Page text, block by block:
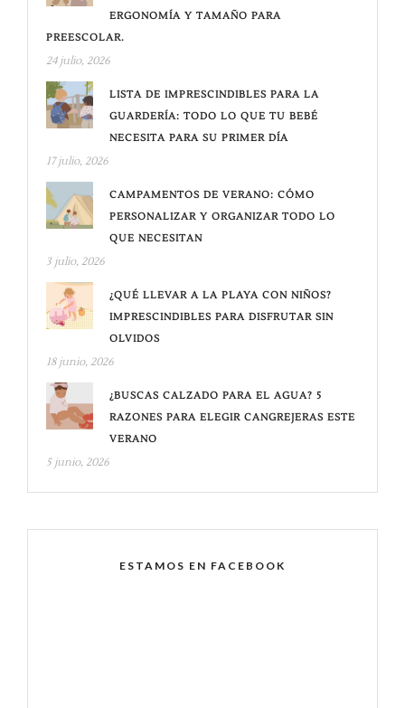
ERGONOMÍA Y TAMAÑO PARA
PREESCOLAR.
24 julio, 2026
LISTA DE IMPRESCINDIBLES PARA LA
GUARDERÍA: TODO LO QUE TU BEBÉ
NECESITA PARA SU PRIMER DÍA
17 julio, 2026
CAMPAMENTOS DE VERANO: CÓMO
PERSONALIZAR Y ORGANIZAR TODO LO
QUE NECESITAN
3 julio, 2026
¿QUÉ LLEVAR A LA PLAYA CON NIÑOS?
IMPRESCINDIBLES PARA DISFRUTAR SIN
OLVIDOS
18 junio, 2026
¿BUSCAS CALZADO PARA EL AGUA? 5
RAZONES PARA ELEGIR CANGREJERAS ESTE
VERANO
5 junio, 2026
ESTAMOS EN FACEBOOK